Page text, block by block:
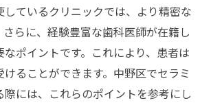
しているクリニックでは、より精密な
らに、経験豊富な歯科医師が在籍し
ポイントです。これにより、患者は
ることができます。中野区でセラミ
際には、これらのポイントを参考にし